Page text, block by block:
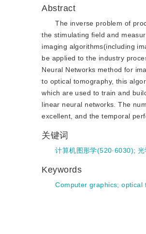
Abstract
The inverse problem of
the stimulating field and
imaging algorithms(including
be applied to the industry
Neural Networks method for
to optical tomography, this
which are used to train and
linear neural networks. The
excellent, and the temporal
关键词
计算机图形学(520·6030); 光
Keywords
Computer graphics;optical